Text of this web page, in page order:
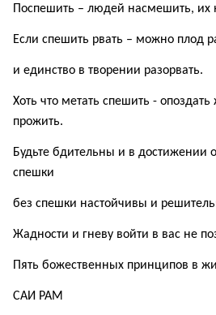
Поспешить – людей насмешить, их
Если спешить рвать – можно плод
и единство в творении разорвать.
Хоть что метать спешить -
прожить.
Будьте бдительны и в достижении
спешки
без спешки настойчивы и
Жадности и гневу войти в вас не
Пять божественных принципов в
САИ РАМ